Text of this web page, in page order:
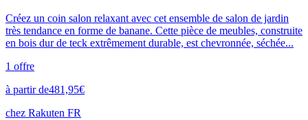
Créez un coin salon relaxant avec cet ensemble de salon de jardin
très tendance en forme de banane. Cette pièce de meubles, construite
en bois dur de teck extrêmement durable, est chevronnée, séchée...
1 offre
à partir de481,95€
chez Rakuten FR